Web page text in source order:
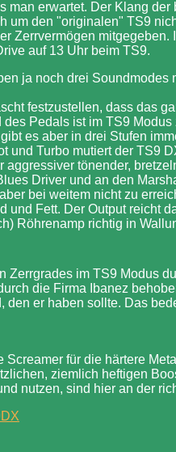
man erwartet. Der Klang
um den "originalen" TS9
Zerrvermögen mitgegeben.
auf 13 Uhr beim TS9.
ja noch drei Soundmodes
festzustellen, dass das
Pedals ist im TS9 Modus
es aber in drei Stufen
und Turbo mutiert der TS9
tönender,
Driver und an den
bei weitem nicht zu
und Fett. Der Output reicht
Röhrenamp richtig in
Zerrgrades im TS9 Modus
die Firma Ibanez
den er haben sollte. Das
für die härtere
ziemlich heftigen
nutzen, sind hier an der